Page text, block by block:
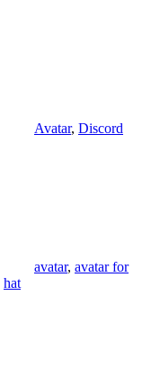
Avatar, Discord
avatar, avatar for
hat